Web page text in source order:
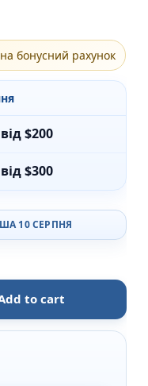
бонусний рахунок
$200
$300
10 СЕРПНЯ
куля. Новий рік -
to cart